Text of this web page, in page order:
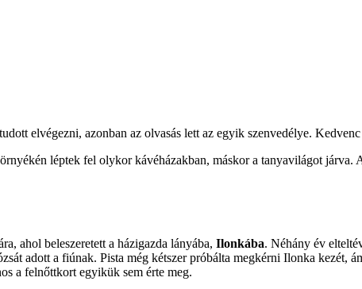
elvégezni, azonban az olvasás lett az egyik szenvedélye.
léptek fel olykor kávéházakban, máskor a tanyavilágot járva.
ahol beleszeretett a házigazda lányába, Ilonkába. Néhány év
adott a fiúnak. Pista még kétszer próbálta megkérni Ilonka kezét,
a felnőttkort egyikük sem érte meg.